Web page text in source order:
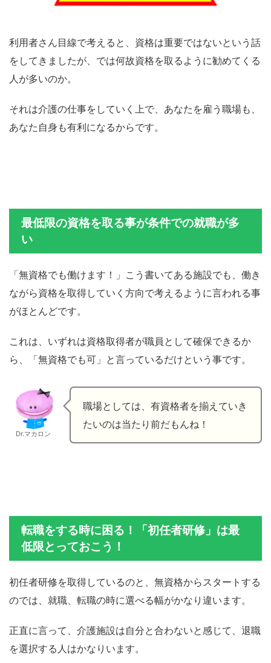
利用者さん目線で考えると、資格は重要ではないという話
をしてきましたが、では何故資格を取るように勧めてくる
人が多いのか。
それは介護の仕事をしていく上で、あなたを雇う職場も、
あなた自身も有利になるからです。
最低限の資格を取る事が条件での就職が多
い
「無資格でも働けます！」こう書いてある施設でも、働き
ながら資格を取得していく方向で考えるように言われる事
がほとんどです。
これは、いずれは資格取得者が職員として確保できるか
ら、「無資格でも可」と言っているだけという事です。
Dr.マカロン
職場としては、有資格者を揃えていき
たいのは当たり前だもんね！
転職をする時に困る！「初任者研修」は最
低限とっておこう！
初任者研修を取得しているのと、無資格からスタートする
のでは、就職、転職の時に選べる幅がかなり違います。
正直に言って、介護施設は自分と合わないと感じて、退職
を選択する人はかなりいます。